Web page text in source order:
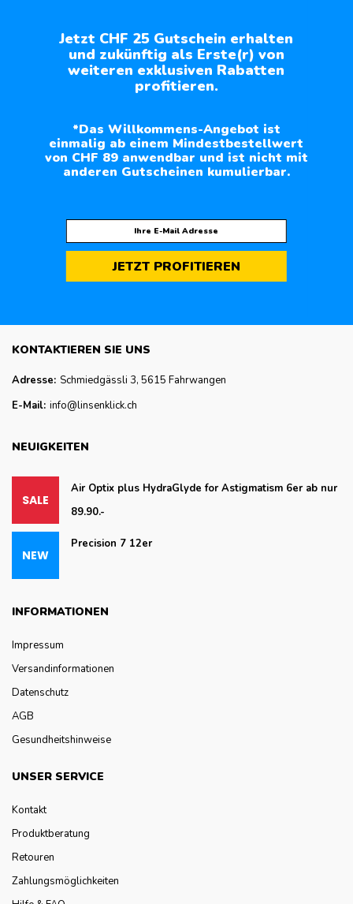
Jetzt CHF 25 Gutschein erhalten
und zukünftig als Erste(r) von
weiteren exklusiven Rabatten
profitieren.
*Das Willkommens-Angebot ist
einmalig ab einem Mindestbestellwert
von CHF 89 anwendbar und ist nicht mit
anderen Gutscheinen kumulierbar.
JETZT PROFITIEREN
KONTAKTIEREN SIE UNS
Adresse: Schmiedgässli 3, 5615 Fahrwangen
E-Mail: info@linsenklick.ch
NEUIGKEITEN
Air Optix plus HydraGlyde for Astigmatism 6er ab nur
89.90.-
Precision 7 12er
INFORMATIONEN
Impressum
Versandinformationen
Datenschutz
AGB
Gesundheitshinweise
UNSER SERVICE
Kontakt
Produktberatung
Retouren
Zahlungsmöglichkeiten